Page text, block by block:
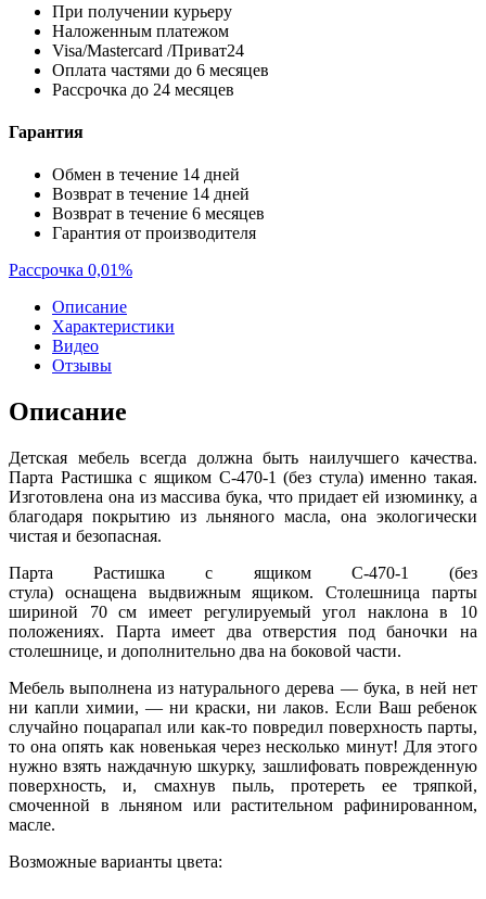
При получении курьеру
Наложенным платежом
Visa/Mastercard /Приват24
Оплата частями до 6 месяцев
Рассрочка до 24 месяцев
Гарантия
Обмен в течение 14 дней
Возврат в течение 14 дней
Возврат в течение 6 месяцев
Гарантия от производителя
Рассрочка 0,01%
Описание
Характеристики
Видео
Отзывы
Описание
Детская мебель всегда должна быть наилучшего качества.
Парта Растишка с ящиком С-470-1 (без стула) именно такая.
Изготовлена она из массива бука, что придает ей изюминку, а
благодаря покрытию из льняного масла, она экологически
чистая и безопасная.
Парта Растишка с ящиком С-470-1 (без
стула) оснащена выдвижным ящиком. Столешница парты
шириной 70 см имеет регулируемый угол наклона в 10
положениях. Парта имеет два отверстия под баночки на
столешнице, и дополнительно два на боковой части.
Мебель выполнена из натурального дерева — бука, в ней нет
ни капли химии, — ни краски, ни лаков. Если Ваш ребенок
случайно поцарапал или как-то повредил поверхность парты,
то она опять как новенькая через несколько минут! Для этого
нужно взять наждачную шкурку, зашлифовать поврежденную
поверхность, и, смахнув пыль, протереть ее тряпкой,
смоченной в льняном или растительном рафинированном,
масле.
Возможные варианты цвета: